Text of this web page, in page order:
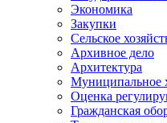
Экономика
Закупки
Сельское
Архивное дело
Архитектура
Муниципальное
Оценка
Гражданская